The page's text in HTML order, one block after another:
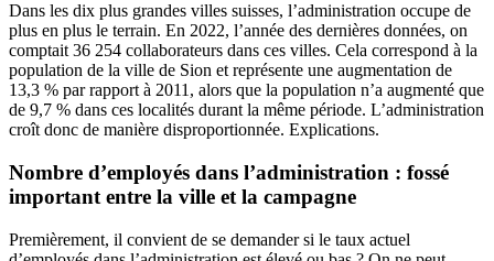
Dans les dix plus grandes villes suisses, l’administration occupe de
plus en plus le terrain. En 2022, l’année des dernières données, on
comptait 36 254 collaborateurs dans ces villes. Cela correspond à la
population de la ville de Sion et représente une augmentation de
13,3 % par rapport à 2011, alors que la population n’a augmenté que
de 9,7 % dans ces localités durant la même période. L’administration
croît donc de manière disproportionnée. Explications.
Nombre d’employés dans l’administration : fossé
important entre la ville et la campagne
Premièrement, il convient de se demander si le taux actuel